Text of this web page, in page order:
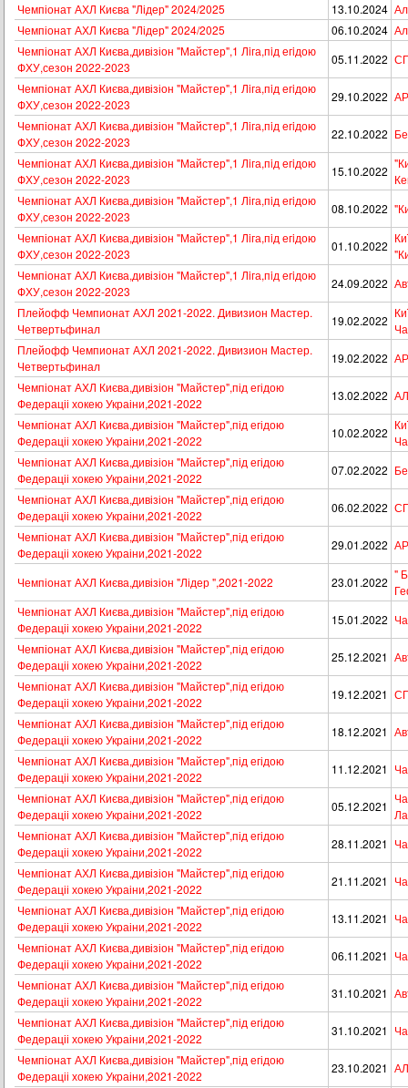
Чемпіонат АХЛ Києва "Лідер" 2024/2025 13.10.2024
Чемпіонат АХЛ Києва "Лідер" 2024/2025
06.10.2024
Чемпіонат АХЛ Києва,дивізіон "Майстер",1 Лiга,пiд егiдою
ФХУ,сезон 2022-2023
05.11.2022
Чемпіонат АХЛ Києва,дивізіон "Майстер",1 Лiга,пiд егiдою
ФХУ,сезон 2022-2023
29.10.2022
Чемпіонат АХЛ Києва,дивізіон "Майстер",1 Лiга,пiд егiдою
ФХУ,сезон 2022-2023
22.10.2022
Чемпіонат АХЛ Києва,дивізіон "Майстер",1 Лiга,пiд егiдою
ФХУ,сезон 2022-2023
15.10.2022
Чемпіонат АХЛ Києва,дивізіон "Майстер",1 Лiга,пiд егiдою
ФХУ,сезон 2022-2023
08.10.2022
Чемпіонат АХЛ Києва,дивізіон "Майстер",1 Лiга,пiд егiдою
ФХУ,сезон 2022-2023
01.10.2022
Чемпіонат АХЛ Києва,дивізіон "Майстер",1 Лiга,пiд егiдою
ФХУ,сезон 2022-2023
24.09.2022
Плейофф Чемпионат АХЛ 2021-2022. Дивизион Мастер.
Четвертьфинал
19.02.2022
Плейофф Чемпионат АХЛ 2021-2022. Дивизион Мастер.
Четвертьфинал
19.02.2022
Чемпіонат АХЛ Києва,дивізіон "Майстер",під егідою
Федераціі хокею Украіни,2021-2022
13.02.2022
Чемпіонат АХЛ Києва,дивізіон "Майстер",під егідою
Федераціі хокею Украіни,2021-2022
10.02.2022
Чемпіонат АХЛ Києва,дивізіон "Майстер",під егідою
Федераціі хокею Украіни,2021-2022
07.02.2022
Чемпіонат АХЛ Києва,дивізіон "Майстер",під егідою
Федераціі хокею Украіни,2021-2022
06.02.2022
Чемпіонат АХЛ Києва,дивізіон "Майстер",під егідою
Федераціі хокею Украіни,2021-2022
29.01.2022
Чемпіонат АХЛ Києва,дивізіон "Лідер ",2021-2022 23.01.2022
"
Чемпіонат АХЛ Києва,дивізіон "Майстер",під егідою
Федераціі хокею Украіни,2021-2022
15.01.2022
Чемпіонат АХЛ Києва,дивізіон "Майстер",під егідою
Федераціі хокею Украіни,2021-2022
25.12.2021
Чемпіонат АХЛ Києва,дивізіон "Майстер",під егідою
Федераціі хокею Украіни,2021-2022
19.12.2021
Чемпіонат АХЛ Києва,дивізіон "Майстер",під егідою
Федераціі хокею Украіни,2021-2022
18.12.2021
Чемпіонат АХЛ Києва,дивізіон "Майстер",під егідою
Федераціі хокею Украіни,2021-2022
11.12.2021
Чемпіонат АХЛ Києва,дивізіон "Майстер",під егідою
Федераціі хокею Украіни,2021-2022
05.12.2021
Чемпіонат АХЛ Києва,дивізіон "Майстер",під егідою
Федераціі хокею Украіни,2021-2022
28.11.2021
Чемпіонат АХЛ Києва,дивізіон "Майстер",під егідою
Федераціі хокею Украіни,2021-2022
21.11.2021
Чемпіонат АХЛ Києва,дивізіон "Майстер",під егідою
Федераціі хокею Украіни,2021-2022
13.11.2021
Чемпіонат АХЛ Києва,дивізіон "Майстер",під егідою
Федераціі хокею Украіни,2021-2022
06.11.2021
Чемпіонат АХЛ Києва,дивізіон "Майстер",під егідою
Федераціі хокею Украіни,2021-2022
31.10.2021
Чемпіонат АХЛ Києва,дивізіон "Майстер",під егідою
Федераціі хокею Украіни,2021-2022
31.10.2021
Чемпіонат АХЛ Києва,дивізіон "Майстер",під егідою
Федераціі хокею Украіни,2021-2022
23.10.2021